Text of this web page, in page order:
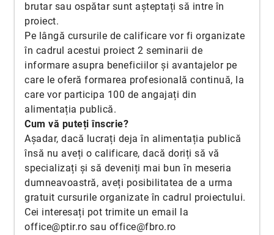
brutar sau ospătar sunt așteptați să intre în
proiect.
Pe lângă cursurile de calificare vor fi organizate
în cadrul acestui proiect 2 seminarii de
informare asupra beneficiilor și avantajelor pe
care le oferă formarea profesională continuă, la
care vor participa 100 de angajați din
alimentația publică.
Cum vă puteți înscrie?
Așadar, dacă lucrați deja în alimentația publică
însă nu aveți o calificare, dacă doriți să vă
specializați și să deveniți mai bun în meseria
dumneavoastră, aveți posibilitatea de a urma
gratuit cursurile organizate în cadrul proiectului.
Cei interesați pot trimite un email la
office@ptir.ro sau office@fbro.ro